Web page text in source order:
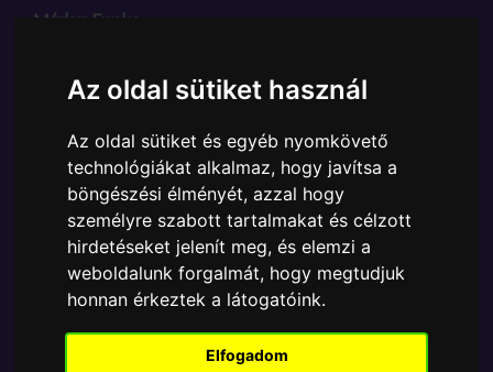
Az oldal sütiket használ
Az oldal sütiket és egyéb nyomkövető
technológiákat alkalmaz, hogy javítsa a
böngészési élményét, azzal hogy
személyre szabott tartalmakat és célzott
hirdetéseket jelenít meg, és elemzi a
weboldalunk forgalmát, hogy megtudjuk
honnan érkeztek a látogatóink.
Elfogadom
Márka: Funko
Ára:6490 Ft
A Funko POP - DC Comics egyik népszerű terméke a
Funko POP - DC Comics - BC Awareness Bombshell
Harley Quinn figura, amely ablakos csomagolásban
azaz - POP In a Box - várja új gazdáját.
TOVÁBB A VÁSÁRLÁSRA
Tetszik? Osszd meg másokkal!